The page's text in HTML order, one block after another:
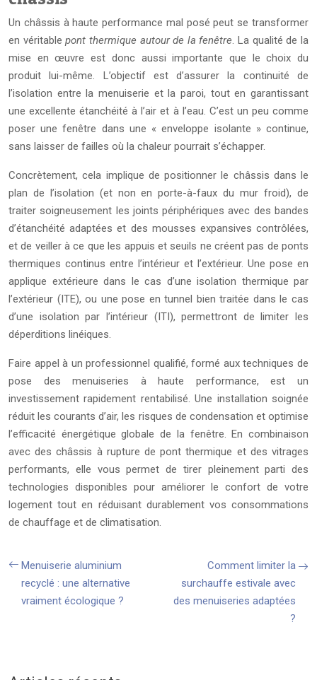
Un châssis à haute performance mal posé peut se transformer
en véritablepont thermique autour de la fenêtre . La qualité de la
mise en œuvre est donc aussi importante que le choix du
produit lui-même. L’objectif est d’assurer la continuité de
l’isolation entre la menuiserie et la paroi, tout en garantissant
une excellente étanchéité à l’air et à l’eau. C’est un peu comme
poser une fenêtre dans une « enveloppe isolante » continue,
sans laisser de failles où la chaleur pourrait s’échapper.
Concrètement, cela implique de positionner le châssis dans le
plan de l’isolation (et non en porte-à-faux du mur froid), de
traiter soigneusement les joints périphériques avec des bandes
d’étanchéité adaptées et des mousses expansives contrôlées,
et de veiller à ce que les appuis et seuils ne créent pas de ponts
thermiques continus entre l’intérieur et l’extérieur. Une pose en
applique extérieure dans le cas d’une isolation thermique par
l’extérieur (ITE), ou une pose en tunnel bien traitée dans le cas
d’une isolation par l’intérieur (ITI), permettront de limiter les
déperditions linéiques.
Faire appel à un professionnel qualifié, formé aux techniques de
pose des menuiseries à haute performance, est un
investissement rapidement rentabilisé. Une installation soignée
réduit les courants d’air, les risques de condensation et optimise
l’efficacité énergétique globale de la fenêtre. En combinaison
avec des châssis à rupture de pont thermique et des vitrages
performants, elle vous permet de tirer pleinement parti des
technologies disponibles pour améliorer le confort de votre
logement tout en réduisant durablement vos consommations
de chauffage et de climatisation.
Menuiserie aluminium
recyclé : une alternative
vraiment écologique ?
Comment limiter la
surchauffe estivale avec
des menuiseries adaptées
?